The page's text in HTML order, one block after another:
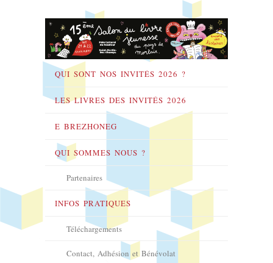
QUI SONT NOS INVITÉS 2026 ?
LES LIVRES DES INVITÉS 2026
E BREZHONEG
QUI SOMMES NOUS ?
Partenaires
INFOS PRATIQUES
Téléchargements
Contact, Adhésion et Bénévolat